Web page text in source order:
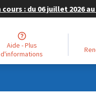
: du 06 juillet 2026 au
Aide - Plus
d'informations